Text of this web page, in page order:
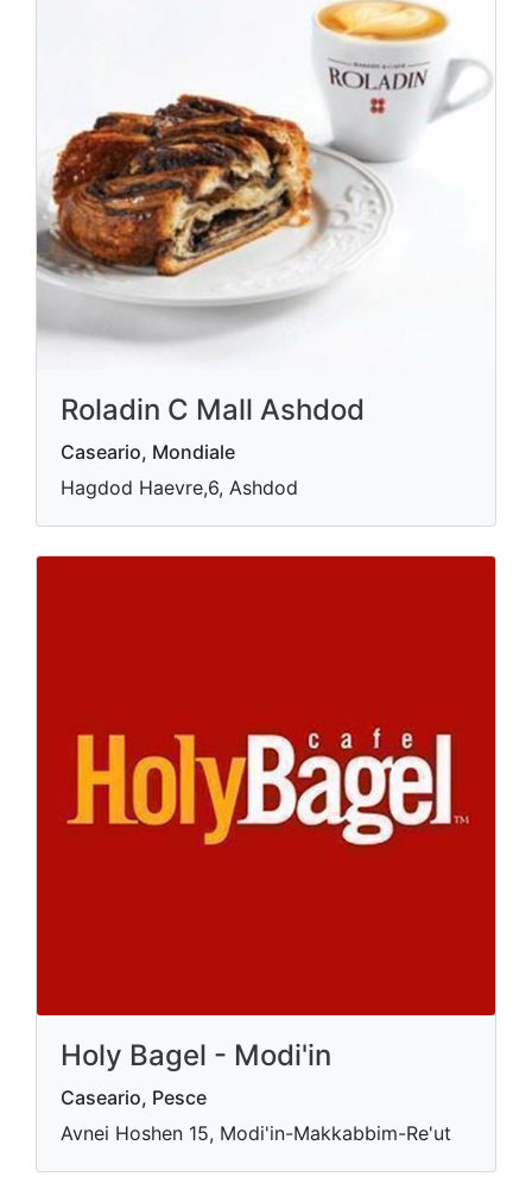
Roladin C Mall Ashdod
Caseario, Mondiale
Hagdod Haevre,6, Ashdod
Holy Bagel - Modi'in
Caseario, Pesce
Avnei Hoshen 15, Modi'in-Makkabbim-Re'ut